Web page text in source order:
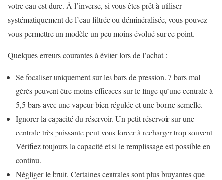
votre eau est dure. À l’inverse, si vous êtes prêt à utiliser
systématiquement de l’eau filtrée ou déminéralisée, vous pouvez
vous permettre un modèle un peu moins évolué sur ce point.
Quelques erreurs courantes à éviter lors de l’achat :
Se focaliser uniquement sur les bars de pression. 7 bars mal
gérés peuvent être moins efficaces sur le linge qu’une centrale à
5,5 bars avec une vapeur bien régulée et une bonne semelle.
Ignorer la capacité du réservoir. Un petit réservoir sur une
centrale très puissante peut vous forcer à recharger trop souvent.
Vérifiez toujours la capacité et si le remplissage est possible en
continu.
Négliger le bruit. Certaines centrales sont plus bruyantes que